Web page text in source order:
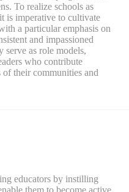
To realize schools as
is imperative to cultivate
a particular emphasis on
and impassioned
serve as role models,
who contribute
their communities and
educators by instilling